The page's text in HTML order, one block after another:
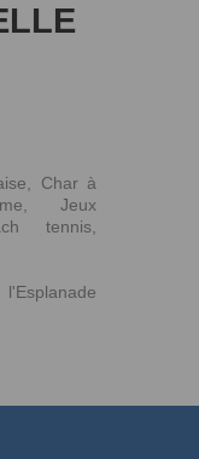
Char à
Jeux
tennis,